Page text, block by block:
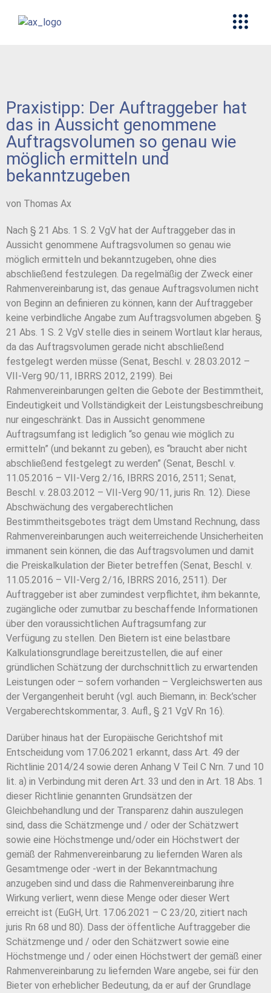
Praxistipp: Der Auftraggeber hat
das in Aussicht genommene
Auftragsvolumen so genau wie
möglich ermitteln und
bekanntzugeben
von Thomas Ax
Nach § 21 Abs. 1 S. 2 VgV hat der Auftraggeber das in
Aussicht genommene Auftragsvo lumen so genau wie
möglich ermitteln und bekanntzugeben, ohne dies
abschließend festzu legen. Da regelmäßig der Zweck einer
Rahmenvereinbarung ist, das genaue Auftragsvo lumen nicht
von Beginn an definieren zu können, kann der Auftraggeber
keine verbind liche Angabe zum Auftragsvolumen abgeben. §
21 Abs. 1 S. 2 VgV stelle dies in seinem Wortlaut klar heraus,
da das Auftragsvolumen gerade nicht abschließend
festgelegt werden müsse (Senat, Beschl. v. 28.03.2012 –
VII-Verg 90/11, IBRRS 2012, 2199). Bei
Rahmenvereinbarungen gelten die Gebote der Bestimmtheit,
Eindeutigkeit und Vollständigkeit der Leistungsbeschreibung
nur eingeschränkt. Das in Aussicht genommene
Auftragsumfang ist lediglich “so genau wie möglich zu
ermitteln” (und bekannt zu geben), es “braucht aber nicht
abschließend festgelegt zu werden” (Senat, Beschl. v.
11.05.2016 – VII-Verg 2/16, IBRRS 2016, 2511; Senat,
Beschl. v. 28.03.2012 – VII-Verg 90/11, juris Rn. 12). Diese
Abschwächung des vergaberechtlichen
Bestimmtheitsgebotes trägt dem Umstand Rechnung, dass
Rahmenvereinbarungen auch weiterreichende Unsicherheiten
immanent sein können, die das Auftragsvolumen und damit
die Preiskalkulation der Bieter betreffen (Senat, Beschl. v.
11.05.2016 – VII-Verg 2/16, IBRRS 2016, 2511). Der
Auftraggeber ist aber zumindest verpflichtet, ihm bekannte,
zugängliche oder zumutbar zu beschaffende Informationen
über den voraussichtlichen Auftragsumfang zur
Verfügung zu stellen. Den Bietern ist eine belastbare
Kalkulationsgrundlage bereitzustellen, die auf einer
gründlichen Schätzung der durchschnittlich zu erwartenden
Leistungen oder – sofern vorhanden – Vergleichswerten aus
der Vergangenheit beruht (vgl. auch Biemann, in: Beck’scher
Vergaberechtskommentar, 3. Aufl., § 21 VgV Rn 16).
Darüber hinaus hat der Europäische Gerichtshof mit
Entscheidung vom 17.06.2021 erkannt, dass Art. 49 der
Richtlinie 2014/24 sowie deren Anhang V Teil C Nrn. 7 und 10
lit. a) in Verbindung mit deren Art. 33 und den in Art. 18 Abs. 1
dieser Richtlinie genannten Grundsätzen der
Gleichbehandlung und der Transparenz dahin auszulegen
sind, dass die Schätzmenge und / oder der Schätzwert
sowie eine Höchstmenge und/oder ein Höchstwert der
gemäß der Rahmenvereinbarung zu liefernden Waren als
Gesamtmenge oder -wert in der Bekanntmachung
anzugeben sind und dass die Rahmenvereinbarung ihre
Wirkung verliert, wenn diese Menge oder dieser Wert
erreicht ist (EuGH, Urt. 17.06.2021 – C 23/20, zitiert nach
juris Rn 68 und 80). Dass der öffentliche Auftraggeber die
Schätzmenge und / oder den Schätzwert sowie eine
Höchstmenge und / oder einen Höchstwert der gemäß einer
Rahmenvereinbarung zu liefernden Ware angebe, sei für den
Bieter von erheblicher Bedeutung, da er auf der Grundlage